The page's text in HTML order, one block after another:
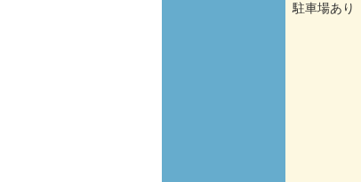
駐車場あり